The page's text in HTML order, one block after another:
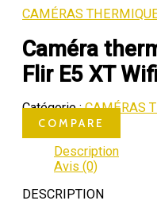
CAMÉRAS
Caméra
Flir E5 XT
Catégorie :CAMÉRAS
COMPARE
Description
Avis (0)
DESCRIPTION